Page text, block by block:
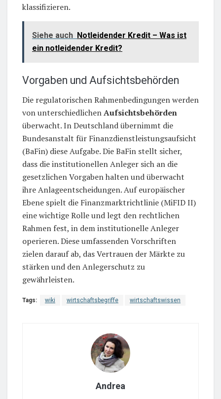
klassifizieren.
Siehe auch Notleidender Kredit – Was ist
ein notleidender Kredit?
Vorgaben und Aufsichtsbehörden
Die regulatorischen Rahmenbedingungen werden
von unterschiedlichenAufsichtsbehörden
überwacht. In Deutschland übernimmt die
Bundesanstalt für Finanzdienstleistungsaufsicht
(BaFin) diese Aufgabe. Die BaFin stellt sicher,
dass die institutionellen Anleger sich an die
gesetzlichen Vorgaben halten und überwacht
ihre Anlageentscheidungen. Auf europäischer
Ebene spielt die Finanzmarktrichtlinie (MiFID II)
eine wichtige Rolle und legt den rechtlichen
Rahmen fest, in dem institutionelle Anleger
operieren. Diese umfassenden Vorschriften
zielen darauf ab, das Vertrauen der Märkte zu
stärken und den Anlegerschutz zu
gewährleisten.
Tags: wiki wirtschaftsbegriffe wirtschaftswissen
Andrea